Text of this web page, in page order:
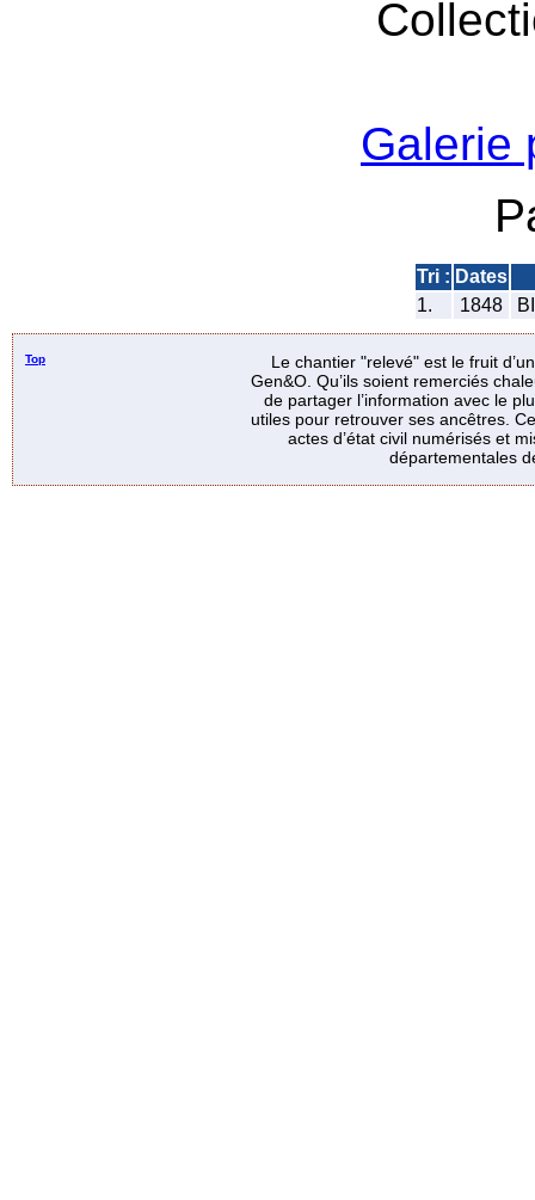
Galerie
Tri : Dates
1.
1848
Top
Le chantier "relevé" est le fruit
Gen&O. Qu’ils soient remerciés
de partager l’information avec le
utiles pour retrouver ses ancêtres.
actes d’état civil numérisés et
départementales